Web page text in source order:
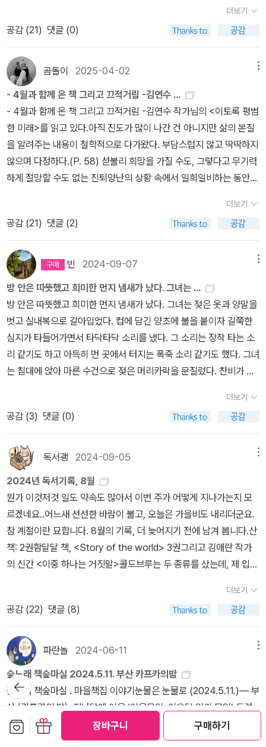
장바구니 구매하기
을 하는 선미의 얼굴은 심술궂은 인생의 우연 같다. 그래서 그 남자와
잤을 것으로 추정되는 혜련에 대해 선미가 '혜련이가 너무 걱정돼, 경
찰나의 진실이 아닌 어젯밤의 차악이 되기도 한다. 우연히 가게 된 술
자리, 내 옆에 누가 앉을지는 나도 모를 일. 술자리에서 나는 주로 먼
저 집에 가자는 말을 하지 않고 은근슬쩍 사라지곤 한다. 인생에서도
그러고 싶으나 나의 차악, 나의 물음이 다른 사람이 건네는 농담, 공감
과 적절히 만날지는 나도 모를 일이다. 술자리에서 슬쩍 빠져나와 이
책이 건네는 농담과 위로를 읽고 있자니, 내가 생각해본 적이 없었던
바닥에 깔린 내가 은근슬쩍 술을 따라주는 느낌이다. 언제나 그랬듯
이.비에 흠뻑 젖은 그녀의 모습을 보고 사무실 여직원이 놀라 자리에
러 갔을텐데요.' 그녀는 여직원이 내미는 수건을 사양하고 그가 언제
오는지를 물었다. '어느 분이시라고요?' 그녀가 그의 이름을 말하자
여직원은 벽에 걸린 화이트보드를 보고 고개를 갸웃했다. '그런 분은
안 오시는데요.' 근는 그의 이름이 적히지 않은 화이트보드를 뚫어져
라 보았다. 여직원이 책상 서랍에서 서류철을 꺼내 뒤적였다. '그런 분
은 올해 아예 입주 신청도 안하셨어요.' 그녀는 열쇠를 받아 사무실을
나왔다. 1층 로비를 지나 문을 열고 나와 계단으로 향했다. 비가 들이
치는 실외 계단을 올라가 2층 9호 처마 밑에서 열쇠로 문을 열려다
그녀는 등 뒤에 어떤 기척을 느끼고 돌아보았다. 맞은편 공용 발코니
에는 아무도 없었다. 발코니 앞 단풍나무가 영원한 작별의 불가피성
을 안다는 듯 젖은 손바닥 모양의 나뭇잎을 은밀하게 반짝이고 있었
다시 요양원에 입원한 영경이 아무것도 기억하지 못하는 게 차라리
잘된 일일 지도 몰랐다. 수환과 영경을 지켜보며 먹먹해졌다. 삶의 바
을 지녔던 지난날을 돌아보았다. 「이모」라는 작품 또한 「봄밤」과 비
슷한 양상을 띠는 소설이다. 남편에게 큰이모와 외삼촌이 있었다는
사실을 뒤늦게 알게 된 ‘나’가 일주일에 한 번, 월요일 오후 큰이모를
만나 살아온 삶의 이야기를 듣는 내용이다. 평생 직장생활하며 가족
을 부양했던 이모는 시외삼촌이 도박 사고를 칠 때마다 도와주었다.
자유롭게 삶을 살고자 했던 이모는 편지 한 장을 써놓고 사라졌다. 췌
장암 선고를 받고 투병 중에 자신의 이야기를 들려주었다. 누군가에
게 지난날의 이야기를 들려주며 위로받고 싶은지도 몰랐다. 어쩌면
바꾸도록 구성되어 있는 건지도 모르겠다. (106페이지, 「이모」 중에
서) 제목처럼, 작품의 주인공은 주로 술을 마신다. 슬픔과 고통을 잊
기 위해, 즐거움 혹은 마음의 위안을 얻는다고 말하지만, 술을 멀리하
는 사람은 좀처럼 이해할 수 없을지도 모르겠다. 고통을 잊기 위해 술
을 마시다가 알코올 중독이 되는 사람은 감정을 제어하지 못하는 사
람일 수 있다. 소설 「역광」의 주인공도 그런 인물에 가깝다. 신인 작가
로 예술인 숙소에 입주했다. 좌담회 때문에 외출했다 돌아와 문을 열
고 들어가다가 공용 발코니에 누군가 있는 것을 발견했다. 숙소로 들
어가 커피잔에 소주를 부어 마시는 모습에서 알코올 중독자일 거로
짐작되었다. 예술인 숙소에 ‘위현’이란 작가가 입주하고 그와 술을 마
시며 그가 공용 발코니에 있었던 사람이었다는 걸 알았다. ‘매초 매초
이 느껴졌다. 제목 ‘역광’처럼 비친 그림자에서 상상 속 인물의 흔적을
나는 「삼인행」에서는 그들이 무슨 이유로 헤어지는지 짐작할 수 있고,
박사 과정을 수료한 여성과 헬스트레이너가 만나 헤어지는 이야기인
「층」은 서로 다른 사람이 만나 사랑하기란 매우 어려운 일임을 알게
한다. 물론 이면의 진실은 나중에 드러나지만 말이다. 반듯한 청년으
로 보였던 사람이 내뱉는 말투에서 실망하지 않기란 어려운 법이다.
서로 다른 층위에 있음을 간접적으로 드러낸 제목처럼 느껴졌다. 「실
내화 한켤레」는 고등학교 시절 이후 오랜만에 만난 세 명의 친구들이
다시 만나 하룻밤을 보내며 과거 헤어진 이유를 찾는다. 관계라는 것
은 노력이 필요한 일이다. 누구 하나의 노력만으로 되는 것도 아니며
모두의 노력으로 관계가 이어지는 것이다. 다시 만나도 다시 헤어질
은 처음이었다. 삶을 관통하는 주제와 내면의 깊이가 묻어난 인물들
의 이야기가 마음에 와닿았다. 계속 읽고 싶은 작가였다. 권여선 작가
를 제대로 알게 한 매력적인 작품이었다. #안녕주정뱅이 #권여선
#창비 #책 #책추천 #문학 #소설 #소설추천 #한국소설 #한국문학
#단편소설 #단편소설추천 #동인문학상
0년, 김수영을 기리고 그리는 글들] https://www.hani.co.kr/arti/
culture/book/874392.html (2019) 권여선의 단편소설 '봄밤'은
김수영의 시 '봄밤'을 참조한다.아직 자신은 '눈을 뜨지 않은 땅속의
벌레'라는 겸사(謙辭)는 자신에 대한 성찰이기도 하지만, '꿈이' 앞으
로 나아가지 못하게 하는 현실의 제한을 우회적으로 말하고 있기도
하다. '서둘지 말라'의 반복이 단지 조바심을 다독이는 독백이었다면
작품 자체가 이렇게 활달할 리가 없다. 1연의 '무거운 몸'이 2연에서는
'나의 빛으로', 다시 3연에서는 '귀여운 아들'로 변주되는 것도 또한 그
것을 증명하거니와, 각 연의 마지막 행도 '오오 봄이여'에서 '오오 인
생이여'로, 다시 '오오 나의 영감(靈感)이여'로 변주될 때 우리는 거
기에서 부정적인 상태에 빠지지 않으려는 고투의 서정을 읽을 수 있
더보기
공감 (21) 댓글 (0)
곰돌이 2025-04-02
- 4월과 함께 온 책 그리고 끄적거림 -김연수 ...
- 4월과 함께 온 책 그리고 끄적거림 -김연수 작가님의 <이토록 평범
한 미래>를 읽고 있다.아직 진도가 많이 나간 건 아니지만 삶의 본질
을 알려주는 내용이 철학적으로 다가왔다. 부담스럽지 않고 딱딱하지
않으며 다정하다.(P. 58) 섣불리 희망을 가질 수도, 그렇다고 무기력
하게 절망할 수도 없는 진퇴양난의 상황 속에서 일희일비하는 동안
빠져나오지 못 한 사람들, 그리고 자신의 영혼이 죽어버린 것처럼 삶
의 비관과 낙담으로 일말의 기대 없이 매일 아침 눈이 떠져서 사는 사
람들 분명 있을 것이다. 행복을 꿈꾸기에 불행을 느낀다.진부한 말이
지만 내 맘을 그대로 옮겨놓은 듯한 책을 만났다.이럴 때 나는 ‘안
심’을 하게 된다. 내가 보통의, 평범한 대부분의 사람이 겪고 사는 감
정을 느끼며 살고 있구나 하는 안심.여러 감정 중 내 안에 많은 비중을
차지하는 상실감의 귀퉁이 하나라도 닮은 모양만 발견해도 그게 그렇
게 반갑다. 그리고 내 맘에 꽂히는 단어 하나에도 마음을 일렁이게 한
다. 나는 그렇다.필요한 건 하나였다.남아있는 의심이나 삶에 대한 회
의감을 아직 말끔히 치우지 못했어도 들려주는 이야기에 귀를 기울일
수 있을 만큼의 자리는 남겨둘 수 있도록, 스스로 마음 청소를 해야 한
다는 것.비관적이고 낙담했던 내가 그리고 당신이, 이 책까지 마음에
품을 수 있다는 건 끝까지 포기하지 않고 삶의 본질을 알아가는 중이
없이 어떤 이야기를 만들었다.이대로는 안 되겠다는 생각으로 ‘변
화’가 절실했던 시기가 있었다. 내 삶의 우선순위에 일, 연애, 여행 말
고 ‘가족’이 빠져있던 그때. 매일같이 휘몰아치는 업무에 눈이 빠져라
규정은 들여다봐도 ‘책’은 적당히 몇 권 책꽂이에 꽂아두고 장식처럼
내버려두면서, 놓치고 있는 게 뭔지도 모르고 꽤 괜찮은 삶인 줄 착각
하며 해망쩍은 생각을 하며 살았던 그때.망아지 날뛰듯 했던 그때를
떠올리니 겪어보지 않고도 깨달을 수 있는 지혜가 인생에 딱 한 번 선
물로 주어진다면 얼마나 좋았을까? 그럼 난 숫제 후회의 길을 들어서
3) 시간의 끝에, 모든 게 끝났다고 생각하는 바로 그 순간에 이르렀을
때 이번에는 가장 좋은 미래를 상상할 수 있기를기다리던 소식과 함
께 반가운 책들이 도착했다.괴나리봇짐 둘러메고 어디 한적한 곳에
틀어박혀서 먹을 것 잔뜩 옆에 두고 책만 읽으면 딱 좋겠다......찡긋
더보기
공감 (21) 댓글 (2)
빈 2024-09-07
방 안은 따뜻했고 희미한 먼지 냄새가 났다. 그녀는 ...
방 안은 따뜻했고 희미한 먼지 냄새가 났다. 그녀는 젖은 옷과 양말을
벗고 실내복으로 갈아입었다. 컵에 담긴 양초에 불을 붙이자 길쭉한
심지가 타들어가면서 타닥타닥 소리를 냈다. 그 소리는 장작 타는 소
리 같기도 하고 아득히 먼 곳에서 터지는 폭죽 소리 같기도 했다. 그녀
는 침대에 앉아 마른 수건으로 젖은 머리카락을 문질렀다. 찬비가 끝
들어와 쉴 수 있는 그녀만의 따뜻하고 보송한 공간이 있다는 게, 그래,
나쁘지만은 않아, 하고 그녀는 중얼거렸다.그녀는 가방을 열어 옷과
책을 정리하고 커피잔에 소주를 부어 천천히 마셨다. 소주를 다 마시
고 침대에 누워 책을 읽다 두어 페이지도 못 읽고 잠에 빠져들었다. 자
세를 바꾸느라 잠시 깨었을 때 그녀는 한두시간 뒤면 식당에서 따뜻
한 저녁을 먹을 수 있다는 생각을 했고 그러자 휘진 몸에 따스한 쾌감
이 온천수처럼 잔잔하게 퍼져나가는 걸 느꼈다. 그러나 얼마 지나지
않아 그녀는 몹시 땀을 흘리며 잠에서 깨어났다. 깨어났다기보다 난
폭하게 깨워진 느낌이었다. 자면서 흐느껴 울었는지 눈가가 젖어 있
었다. 머릿속에서는 낯선 사람들의 뒷모습과 옆모습, 거대하게 확대
된 코의 잔상들이 급류처럼 소용돌이쳤다.
더보기
공감 (3) 댓글 (0)
독서괭 2024-09-05
2024년 독서기록, 8월
뭔가 이것저것 일도 약속도 많아서 이번 주가 어떻게 지나가는지 모
르겠네요..어느새 선선한 바람이 불고, 오늘은 가을비도 내리더군요.
참 계절이란 묘합니다. 8월의 기록, 더 늦어지기 전에 남겨 봅니다.산
책: 2권함달달 책, <Story of the world> 3권그리고 김애란 작가
의 신간 <이중 하나는 거짓말>콜드브루는 두 종류를 샀는데, 제 입맛
작하겠습니다> - 이야기 형식으로 풀어내어 재밌을 것 같습니다. 저
도 읽어야지 하고 아직 못 읽음.. 첫째가 글씨 많다고 뭐라 했는데 아
직 안 읽은 듯.. <시큰둥이 고양이> - 소피 블랙올 작가 신간이라 샀
습니다. 소피 블랙올 책들 좋아요. 특히 <지구에 올 너에게>를 아이
들이 참 좋아합니다. 이 책도 사랑스러워요. <제인 구달의 내가 사랑
한 침팬지> - 첫째가 요즘 동물들 실사 영상(그림이 아닌)에 관심을
갖길래 제인 구달이 생각나 어린이용으로 나온 자서전을 사봤는데..
자긴 강아지,고양이가 좋지 침팬지는 별로라며 외면.. ㅡㅡ 읽은 책: 8
권많이 읽었쥬? 의외로..가열차게 읽다가 월말에는 통 못 읽었지
더보기
공감 (22) 댓글 (8)
파란놀 2024-06-11
숲노래 책숲마실 2024.5.11. 부산 카프카의밤
숲노래 책숲마실 . 마을책집 이야기눈물은 눈물로 (2024.5.11.)― 부
산 〈카프카의 밤〉 지난달에 이은 ‘이응모임, 이오덕 읽기 모임’ 두걸
음을 폅니다. 지난달에 이어 이달에도 ‘이오덕을 읽는 눈으로 우리 마
음과 살림을 읽자’는 줄거리를 들려주고 나누다가 쪽글을 슥 씁니다.
뒤로가
기